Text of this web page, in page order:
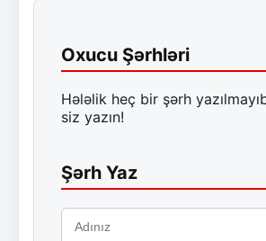
Oxucu Şərhləri
Hələlik heç bir şərh
siz yazın!
Şərh Yaz